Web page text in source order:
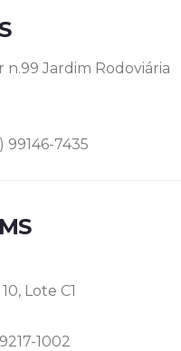
n.99 Jardim Rodoviária
99146-7435
Lote C1
1002